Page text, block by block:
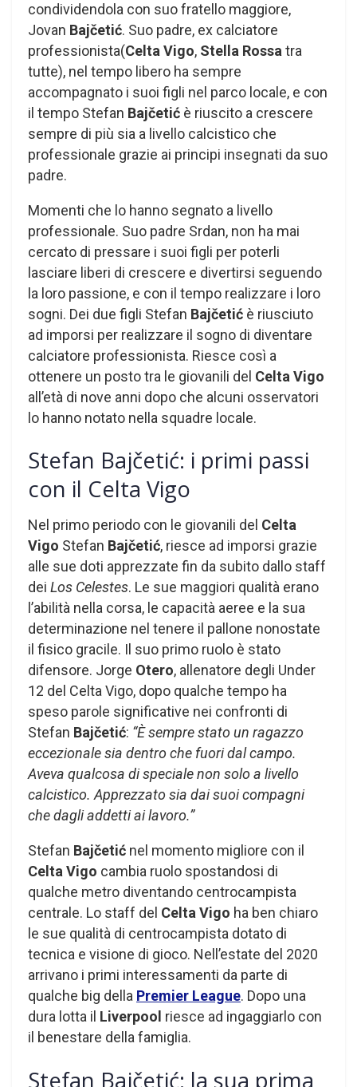
condividendola con suo fratello maggiore,
Jovan Bajčetić. Suo padre, ex calciatore
professionista(Celta Vigo, Stella Rossa tra
tutte), nel tempo libero ha sempre
accompagnato i suoi figli nel parco locale, e con
il tempo Stefan Bajčetić è riuscito a crescere
sempre di più sia a livello calcistico che
professionale grazie ai principi insegnati da suo
padre.
Momenti che lo hanno segnato a livello
professionale. Suo padre Srdan, non ha mai
cercato di pressare i suoi figli per poterli
lasciare liberi di crescere e divertirsi seguendo
la loro passione, e con il tempo realizzare i loro
sogni. Dei due figli Stefan Bajčetić è riusciuto
ad imporsi per realizzare il sogno di diventare
calciatore professionista. Riesce così a
ottenere un posto tra le giovanili del Celta Vigo
all’età di nove anni dopo che alcuni osservatori
lo hanno notato nella squadre locale.
Stefan Bajčetić: i primi passi
con il Celta Vigo
Nel primo periodo con le giovanili del Celta
Vigo Stefan Bajčetić, riesce ad imporsi grazie
alle sue doti apprezzate fin da subito dallo staff
dei Los Celestes. Le sue maggiori qualità erano
l’abilità nella corsa, le capacità aeree e la sua
determinazione nel tenere il pallone nonostate
il fisico gracile. Il suo primo ruolo è stato
difensore. Jorge Otero, allenatore degli Under
12 del Celta Vigo, dopo qualche tempo ha
speso parole significative nei confronti di
Stefan Bajčetić: “È sempre stato un ragazzo
eccezionale sia dentro che fuori dal campo.
Aveva qualcosa di speciale non solo a livello
calcistico. Apprezzato sia dai suoi compagni
che dagli addetti ai lavoro.”
Stefan Bajčetić nel momento migliore con il
Celta Vigo cambia ruolo spostandosi di
qualche metro diventando centrocampista
centrale. Lo staff del Celta Vigo ha ben chiaro
le sue qualità di centrocampista dotato di
tecnica e visione di gioco. Nell’estate del 2020
arrivano i primi interessamenti da parte di
qualche big della Premier League. Dopo una
dura lotta il Liverpool riesce ad ingaggiarlo con
il benestare della famiglia.
Stefan Bajčetić: la sua prima